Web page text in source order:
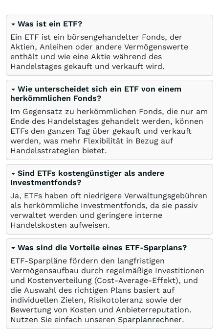
Was ist ein ETF?
Ein ETF ist ein börsengehandelter Fonds, der
Aktien, Anleihen oder andere Vermögenswerte
enthält und wie eine Aktie während des
Handelstages gekauft und verkauft wird.
Wie unterscheidet sich ein ETF von einem
herkömmlichen Fonds?
Im Gegensatz zu herkömmlichen Fonds, die nur am
Ende des Handelstages gehandelt werden, können
ETFs den ganzen Tag über gekauft und verkauft
werden, was mehr Flexibilität in Bezug auf
Handelsstrategien bietet.
Sind ETFs kostengünstiger als andere
Investmentfonds?
Ja, ETFs haben oft niedrigere Verwaltungsgebühren
als herkömmliche Investmentfonds, da sie passiv
verwaltet werden und geringere interne
Handelskosten aufweisen.
Was sind die Vorteile eines ETF-Sparplans?
ETF-Sparpläne fördern den langfristigen
Vermögensaufbau durch regelmäßige Investitionen
und Kostenverteilung (Cost-Average-Effekt), und
die Auswahl des richtigen Plans basiert auf
individuellen Zielen, Risikotoleranz sowie der
Bewertung von Kosten und Anbieterreputation.
Nutzen Sie einfach unseren Sparplanrechner.